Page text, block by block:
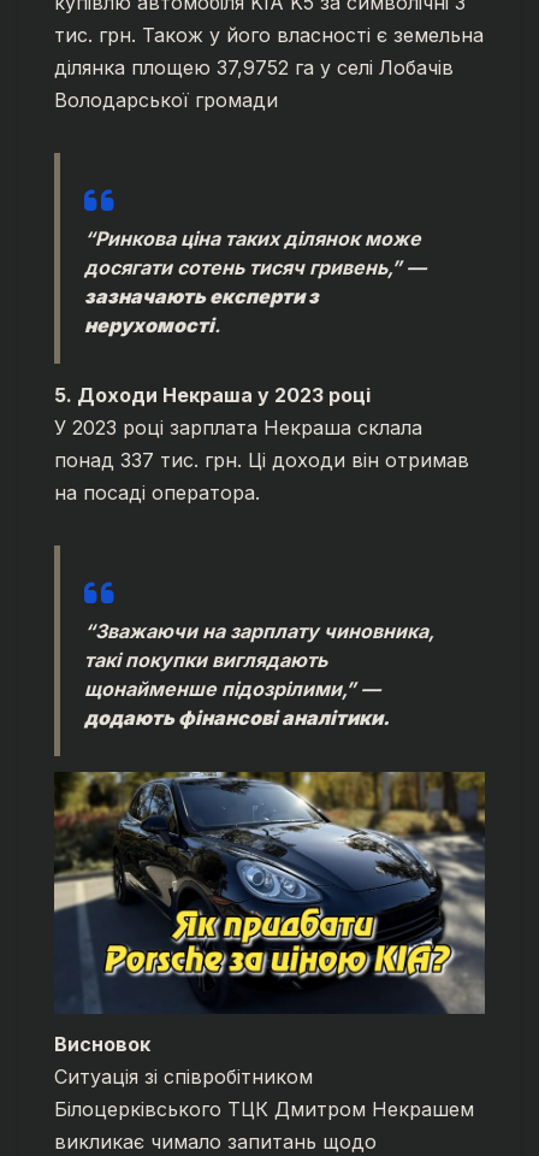
тис. грн. Також у його власності є земельна
ділянка площею 37,9752 га у селі Лобачів
Володарської громади
“Ринкова ціна таких ділянок може
досягати сотень тисяч гривень,”—
зазначають експерти з
нерухомості.
5. Доходи Некраша у 2023 році
У 2023 році зарплата Некраша склала
понад 337 тис. грн. Ці доходи він отримав
на посаді оператора.
“Зважаючи на зарплату чиновника,
такі покупки виглядають
щонайменше підозрілими,”—
додають фінансові аналітики.
Висновок
Ситуація зі співробітником
Білоцерківського ТЦК Дмитром Некрашем
викликає чимало запитань щодо